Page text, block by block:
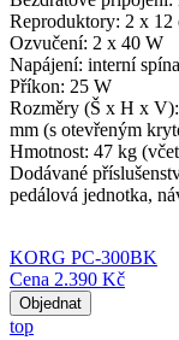
Reproduktory: 2 x 12
Ozvučení: 2 x 40 W
Napájení: interní
Příkon: 25 W
Rozměry (Š x H x
mm (s otevřeným
Hmotnost: 47 kg
Dodávané
pedálová jednotka,
KORG PC-300BK
Cena 2.390 Kč
Objednat
top